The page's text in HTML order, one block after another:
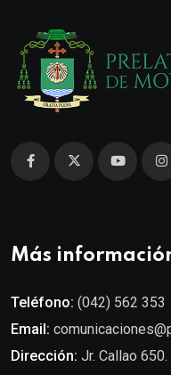
Más
Teléfono: (042) 562 353
Email:
Dirección: Jr. Callao